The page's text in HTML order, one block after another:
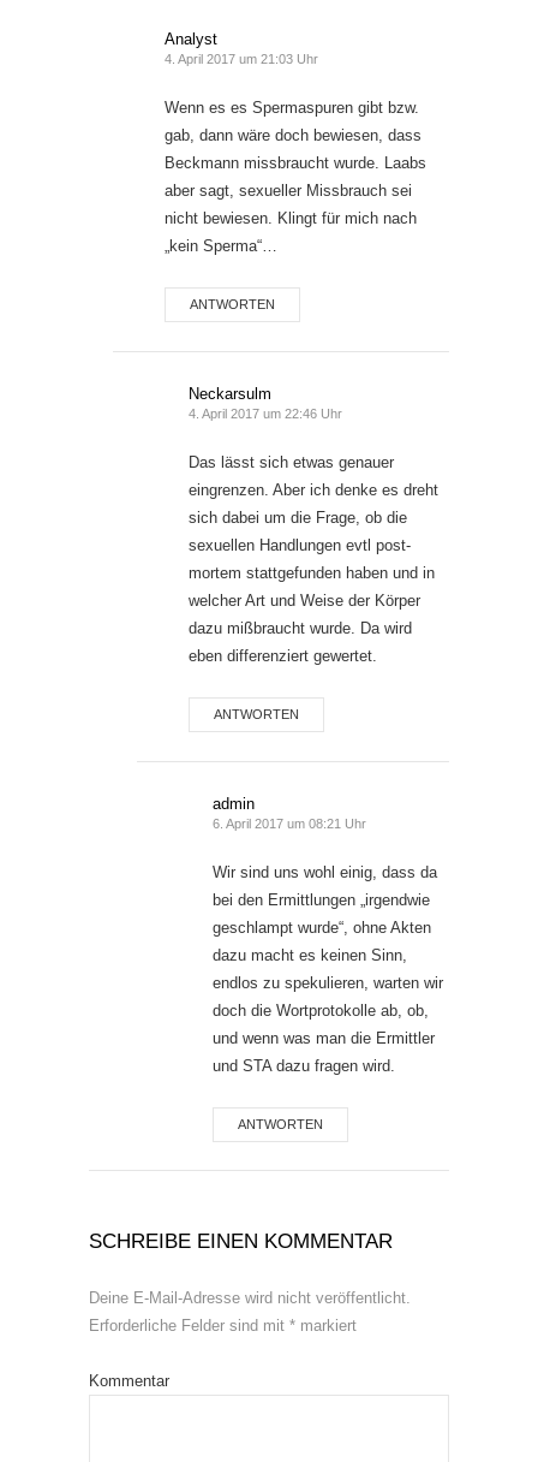
Analyst
4. April 2017 um 21:03 Uhr
Wenn es es Spermaspuren gibt bzw.
gab, dann wäre doch bewiesen, dass
Beckmann missbraucht wurde. Laabs
aber sagt, sexueller Missbrauch sei
nicht bewiesen. Klingt für mich nach
„kein Sperma“…
ANTWORTEN
Neckarsulm
4. April 2017 um 22:46 Uhr
Das lässt sich etwas genauer
eingrenzen. Aber ich denke es dreht
sich dabei um die Frage, ob die
sexuellen Handlungen evtl post-
mortem stattgefunden haben und in
welcher Art und Weise der Körper
dazu mißbraucht wurde. Da wird
eben differenziert gewertet.
ANTWORTEN
admin
6. April 2017 um 08:21 Uhr
Wir sind uns wohl einig, dass da
bei den Ermittlungen „irgendwie
geschlampt wurde“, ohne Akten
dazu macht es keinen Sinn,
endlos zu spekulieren, warten wir
doch die Wortprotokolle ab, ob,
und wenn was man die Ermittler
und STA dazu fragen wird.
ANTWORTEN
SCHREIBE EINEN KOMMENTAR
Deine E-Mail-Adresse wird nicht veröffentlicht.
Erforderliche Felder sind mit * markiert
Kommentar